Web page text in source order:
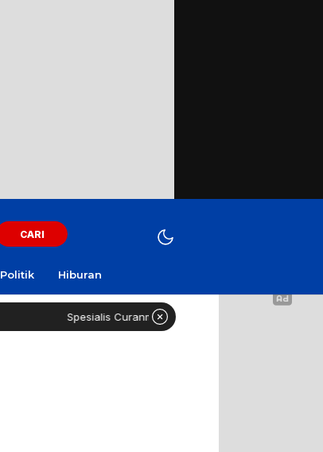
CARI
Politik Hiburan
Spesialis Curanmor Lintas Daerah Diringkus Polisi di SPBU